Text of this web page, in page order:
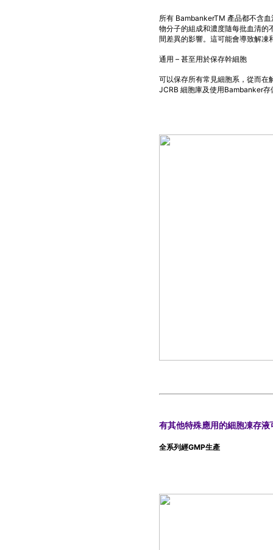
所有 BambankerTM 產品都不含
物分子的組成和濃度隨每批血清的
間差異的影響。這可能會導致解凍
通用 – 甚至用於保存幹細胞
可以保存所有常見細胞系，從而在
JCRB 細胞庫及使用Bambanker
有其他特殊應用的細胞凍存液
全系列經GMP生產